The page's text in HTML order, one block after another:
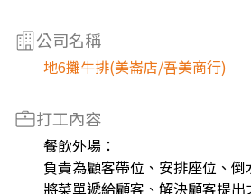
公司名稱
地6攤牛排(美崙店/吾美商行)
打工內容
餐飲外場：
負責為顧客帶位、安排座位、倒
將菜單遞給顧客、解決顧客提